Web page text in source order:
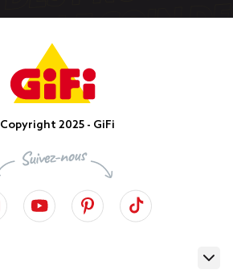
Copyright 2025 - GiFi